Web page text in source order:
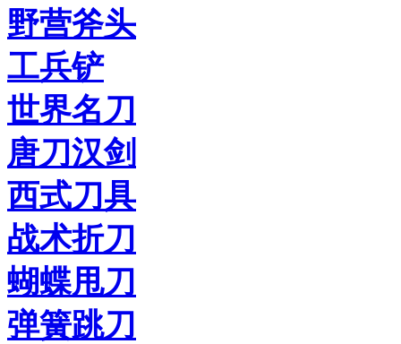
野营斧头
工兵铲
世界名刀
唐刀汉剑
西式刀具
战术折刀
蝴蝶甩刀
弹簧跳刀